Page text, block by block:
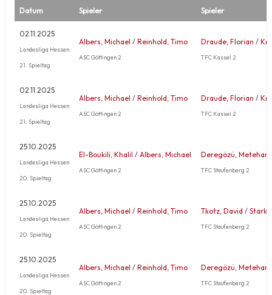
Datum Spieler Spieler
02.11.2025
Landesliga Hessen
21. Spieltag
Albers, Michael / Reinhold, Timo
ASC Göttingen 2
Draude, Florian /
TFC Kassel 2
02.11.2025
Landesliga Hessen
21. Spieltag
Albers, Michael / Reinhold, Timo
ASC Göttingen 2
Draude, Florian /
TFC Kassel 2
25.10.2025
Landesliga Hessen
20. Spieltag
El-Boukili, Khalil / Albers, Michael
ASC Göttingen 2
Deregözü, Metehan
TFC Staufenberg 2
25.10.2025
Landesliga Hessen
20. Spieltag
Albers, Michael / Reinhold, Timo
ASC Göttingen 2
Tkotz, David / Stark,
TFC Staufenberg 2
25.10.2025
Landesliga Hessen
20. Spieltag
Albers, Michael / Reinhold, Timo
ASC Göttingen 2
Deregözü, Metehan
TFC Staufenberg 2